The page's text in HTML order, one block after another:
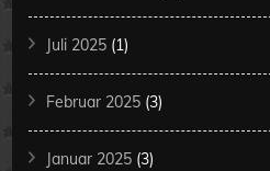
Juli 2025 (1)
Februar 2025 (3)
Januar 2025 (3)